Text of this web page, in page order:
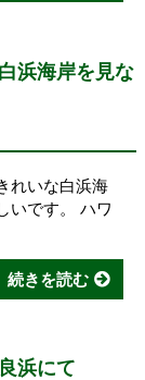
海岸を見な
れいな白浜海
いです。 ハワ
続きを読む
浜にて